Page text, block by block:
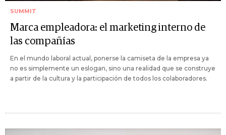
SUMMIT
Marca empleadora: el marketing interno de
las compañías
En el mundo laboral actual, ponerse la camiseta de la empresa ya
no es simplemente un eslogan, sino una realidad que se construye
a partir de la cultura y la participación de todos los colaboradores.